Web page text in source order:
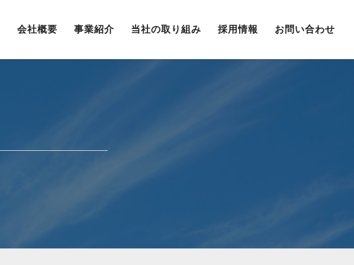
会社概要 事業紹介 当社の取り組み 採用情報 お問い合わせ